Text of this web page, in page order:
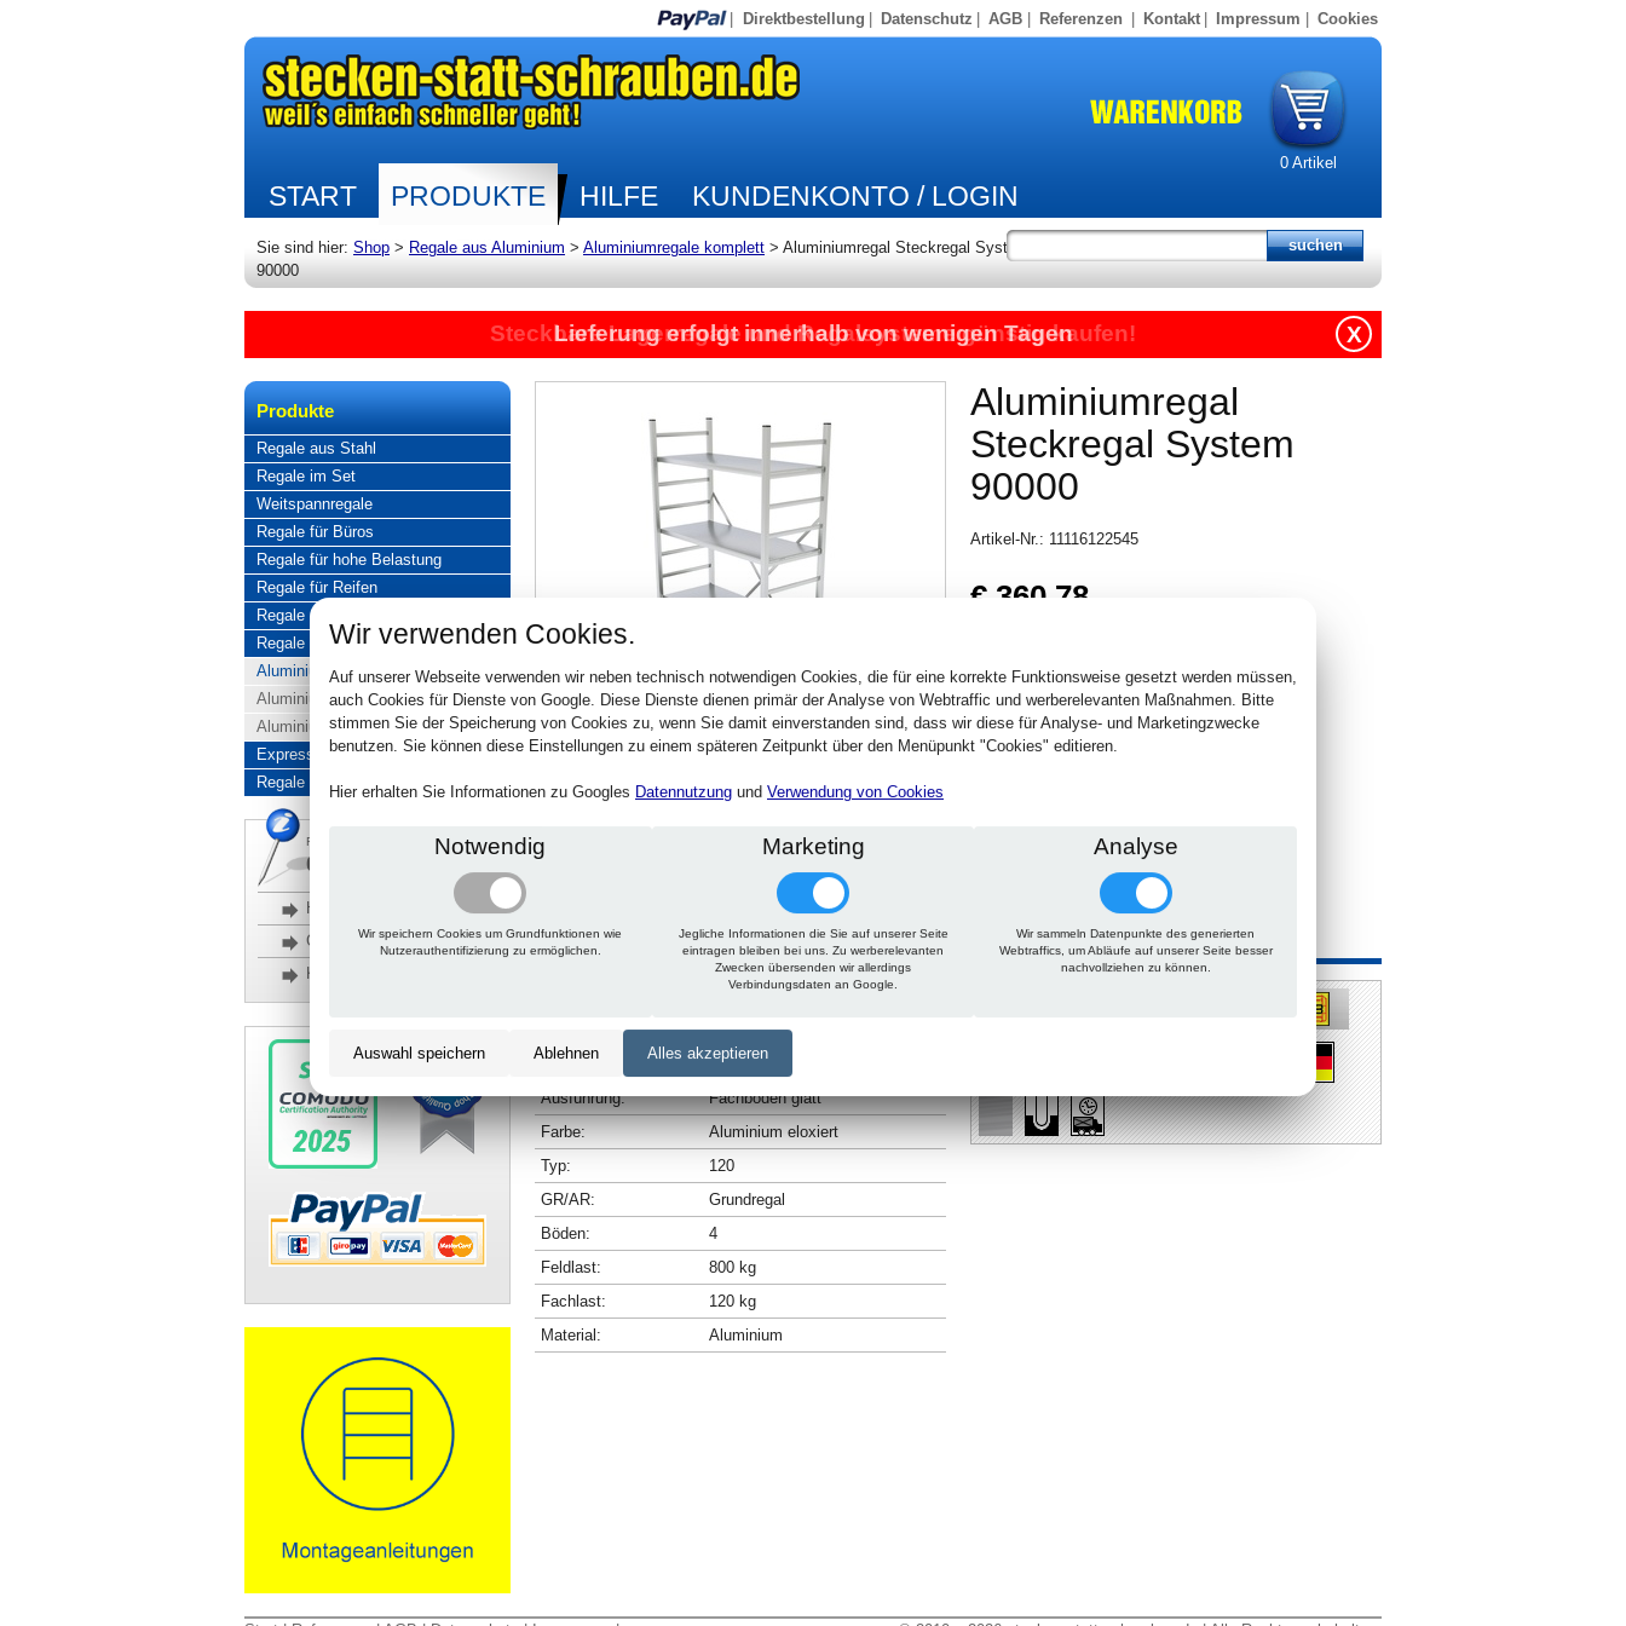
Direktbestellung Datenschutz AGB Referenzen Kontakt Impressum Cookies
0Artikel
START PRODUKTE HILFE KUNDENKONTO / LOGIN
Sie sind hier: Shop > Regale aus Aluminium > Aluminiumregale komplett > Aluminiumregal Steckregal System
90000
Steckbare Lagerregale und Regalsysteme günstig kaufen!
Lieferung erfolgt innerhalb von wenigen Tagen X
Produkte
Regale aus Stahl
Regale im Set
Weitspannregale
Regale für Büros
Regale für hohe Belastung
Regale für Reifen
Regale aus Edelstahl
Regale aus Aluminium
Aluminiumregale komplett
Aluminiumregal Baukasten
Aluminiumregal Kombinationen
Express-Produkte
Regale Reduziert
Rückfragen, Hilfe, Bestellen?
06201 690095-0
Häufige Fragen
Glossar
Kontakt
Aluminiumregal
Steckregal System
90000
Artikel-Nr.: 11116122545
€ 360,78
Stck.
Technische Daten Beschreibung Zu diesem Artikel passt auch
450 mm
Länge:
1225 mm
Ausführung:
Fachböden glatt
Farbe:
Aluminium eloxiert
Typ:
120
GR/AR:
Grundregal
Böden:
4
Feldlast:
800 kg
Fachlast:
120 kg
Material:
Aluminium
Wir verwenden Cookies.
Auf unserer Webseite verwenden wir neben technisch notwendigen Cookies, die für eine korrekte Funktionsweise gesetzt werden müssen,
auch Cookies für Dienste von Google. Diese Dienste dienen primär der Analyse von Webtraffic und werberelevanten Maßnahmen. Bitte
stimmen Sie der Speicherung von Cookies zu, wenn Sie damit einverstanden sind, dass wir diese für Analyse- und Marketingzwecke
benutzen. Sie können diese Einstellungen zu einem späteren Zeitpunkt über den Menüpunkt "Cookies" editieren.
Hier erhalten Sie Informationen zu Googles Datennutzung und Verwendung von Cookies
Notwendig
Wir speichern Cookies um Grundfunktionen wie
Nutzerauthentifizierung zu ermöglichen.
Marketing
Jegliche Informationen die Sie auf unserer Seite
eintragen bleiben bei uns. Zu werberelevanten
Zwecken übersenden wir allerdings
Verbindungsdaten an Google.
Analyse
Wir sammeln Datenpunkte des generierten
Webtraffics, um Abläufe auf unserer Seite besser
nachvollziehen zu können.
Auswahl speichern Ablehnen Alles akzeptieren